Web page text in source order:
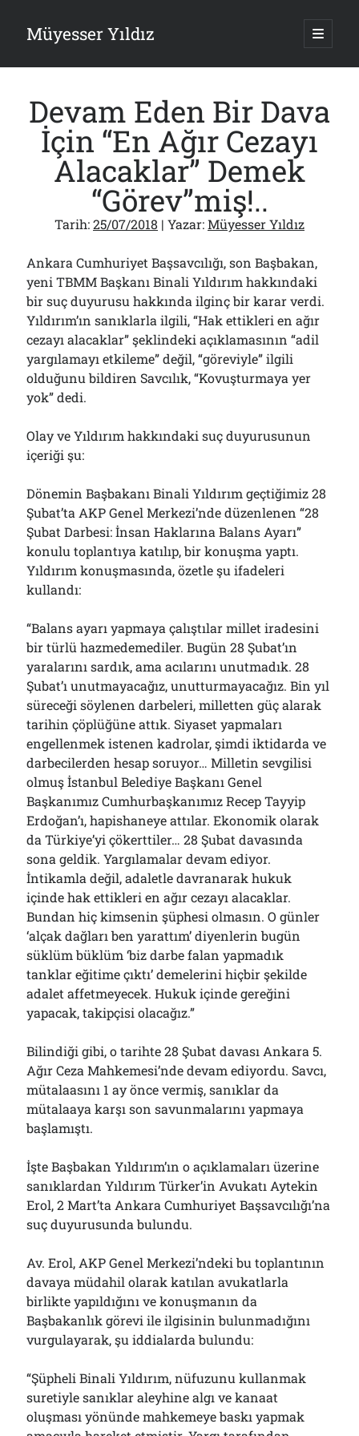
Müyesser Yıldız ana
Yan
Menü
Son Yazılar
Gazi’den Milletvekillerine Kurşun Gibi Sözler!..
07/08/2026
15 Temmuz Soruları… Nasuh Mahruki’nin “Suçu”!..
03/08/2026
Er Gaziler 20 Gün Sonra Gelen MSB Heyetine Böyle İsyan Etti:“Bizi
Teröristlere G……yle Güldürdünüz”
01/08/2026
Papazın “Komutanı” Ayasofya ve Patrikhane İçin ABD’yi Göreve
Çağırdı!..
31/07/2026
Arşivler
Devam Eden Bir Dava
İçin “En Ağır Cezayı
Alacaklar” Demek
“Görev”miş!..
Tarih:25/07/2018 | Yazar:Müyesser Yıldız
Ankara Cumhuriyet Başsavcılığı, son Başbakan,
yeni TBMM Başkanı Binali Yıldırım hakkındaki
bir suç duyurusu hakkında ilginç bir karar verdi.
Yıldırım’ın sanıklarla ilgili, “Hak ettikleri en ağır
cezayı alacaklar” şeklindeki açıklamasının “adil
yargılamayı etkileme” değil, “göreviyle” ilgili
olduğunu bildiren Savcılık, “Kovuşturmaya yer
yok” dedi.
Olay ve Yıldırım hakkındaki suç duyurusunun
içeriği şu:
Dönemin Başbakanı Binali Yıldırım geçtiğimiz 28
Şubat’ta AKP Genel Merkezi’nde düzenlenen “28
Şubat Darbesi: İnsan Haklarına Balans Ayarı”
konulu toplantıya katılıp, bir konuşma yaptı.
Yıldırım konuşmasında, özetle şu ifadeleri
kullandı:
“Balans ayarı yapmaya çalıştılar millet iradesini
bir türlü hazmedemediler. Bugün 28 Şubat’ın
yaralarını sardık, ama acılarını unutmadık. 28
Şubat’ı unutmayacağız, unutturmayacağız. Bin yıl
süreceği söylenen darbeleri, milletten güç alarak
tarihin çöplüğüne attık. Siyaset yapmaları
engellenmek istenen kadrolar, şimdi iktidarda ve
darbecilerden hesap soruyor… Milletin sevgilisi
olmuş İstanbul Belediye Başkanı Genel
Başkanımız Cumhurbaşkanımız Recep Tayyip
Erdoğan’ı, hapishaneye attılar. Ekonomik olarak
da Türkiye’yi çökerttiler… 28 Şubat davasında
sona geldik. Yargılamalar devam ediyor.
İntikamla değil, adaletle davranarak hukuk
içinde hak ettikleri en ağır cezayı alacaklar.
Bundan hiç kimsenin şüphesi olmasın. O günler
‘alçak dağları ben yarattım’ diyenlerin bugün
süklüm büklüm ‘biz darbe falan yapmadık
tanklar eğitime çıktı’ demelerini hiçbir şekilde
adalet affetmeyecek. Hukuk içinde gereğini
yapacak, takipçisi olacağız.”
Bilindiği gibi, o tarihte 28 Şubat davası Ankara 5.
Ağır Ceza Mahkemesi’nde devam ediyordu. Savcı,
mütalaasını 1 ay önce vermiş, sanıklar da
mütalaaya karşı son savunmalarını yapmaya
başlamıştı.
İşte Başbakan Yıldırım’ın o açıklamaları üzerine
sanıklardan Yıldırım Türker’in Avukatı Aytekin
Erol, 2 Mart’ta Ankara Cumhuriyet Başsavcılığı’na
suç duyurusunda bulundu.
Av. Erol, AKP Genel Merkezi’ndeki bu toplantının
davaya müdahil olarak katılan avukatlarla
birlikte yapıldığını ve konuşmanın da
Başbakanlık görevi ile ilgisinin bulunmadığını
vurgulayarak, şu iddialarda bulundu:
“Şüpheli Binali Yıldırım, nüfuzunu kullanmak
suretiyle sanıklar aleyhine algı ve kanaat
oluşması yönünde mahkemeye baskı yapmak